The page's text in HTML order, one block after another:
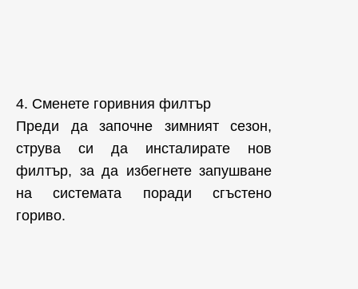
4. Сменете горивния филтър
Преди да започне зимният сезон,
струва си да инсталирате нов
филтър, за да избегнете запушване
на системата поради сгъстено
гориво.